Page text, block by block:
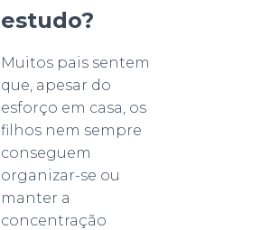
estudo?
Muitos pais sentem
que, apesar do
esforço em casa, os
filhos nem sempre
conseguem
organizar-se ou
manter a
concentração